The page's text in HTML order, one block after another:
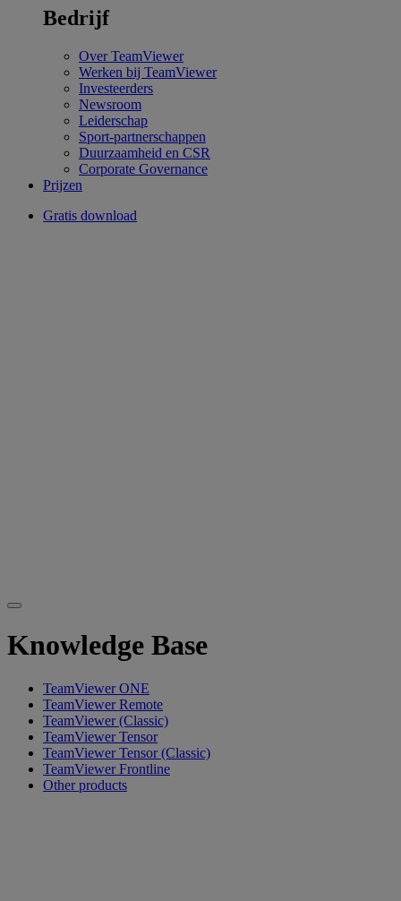
Bedrijf
Over TeamViewer
Werken bij TeamViewer
Investeerders
Newsroom
Leiderschap
Sport-partnerschappen
Duurzaamheid en CSR
Corporate Governance
Prijzen
Gratis download
Knowledge Base
TeamViewer ONE
TeamViewer Remote
TeamViewer (Classic)
TeamViewer Tensor
TeamViewer Tensor (Classic)
TeamViewer Frontline
Other products